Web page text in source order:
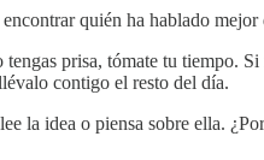
quién ha hablado
prisa, tómate tu tiempo.
contigo el resto del día.
la idea o piensa sobre ella.